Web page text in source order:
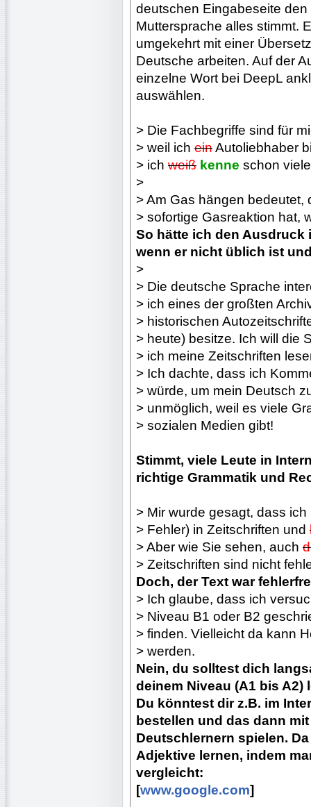
deutschen Eingabeseite
Muttersprache alles stimmt.
umgekehrt mit einer
Deutsche arbeiten. Auf der
einzelne Wort bei DeepL
auswählen.
> Die Fachbegriffe sind für
> weil ich einAutoliebhaber
> ich weiß kenne schon
>
> Am Gas hängen bedeutet,
> sofortige Gasreaktion hat,
So hätte ich den Ausdruck
wenn er nicht üblich ist
>
> Die deutsche Sprache
> ich eines der großten
> historischen
> heute) besitze. Ich will die
> ich meine Zeitschriften
> Ich dachte, dass ich
> würde, um mein Deutsch
> unmöglich, weil es viele
> sozialen Medien gibt!
Stimmt, viele Leute in
richtige Grammatik und
> Mir wurde gesagt, dass
> Fehler) in Zeitschriften und
> Aber wie Sie sehen, auch
> Zeitschriften sind nicht
Doch, der Text war
> Ich glaube, dass ich
> Niveau B1 oder B2
> finden. Vielleicht da kann
> werden.
Nein, du solltest dich
deinem Niveau (A1 bis
Du könntest dir z.B. im
bestellen und das dann
Deutschlernern spielen.
Adjektive lernen, indem
vergleicht:
[www.google.com]